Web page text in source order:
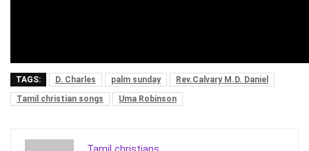
TAGS: D. Charles palm sunday
Rev.Calvary M.D. Daniel
Tamil christian songs
Uma Robinson